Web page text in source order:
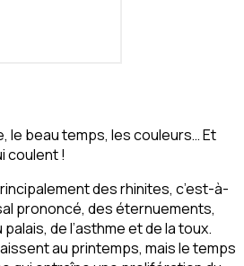
le beau temps, les couleurs… Et
coulent !
des rhinites, c’est-à-
prononcé, des éternuements,
de l’asthme et de la toux.
au printemps, mais le temps